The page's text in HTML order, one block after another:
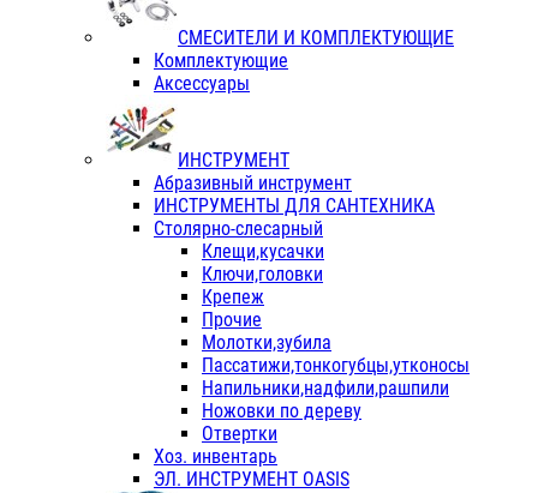
СМЕСИТЕЛИ И КОМПЛЕКТУЮЩИЕ
Комплектующие
Аксессуары
ИНСТРУМЕНТ
Абразивный инструмент
ИНСТРУМЕНТЫ ДЛЯ САНТЕХНИКА
Столярно-слесарный
Клещи,кусачки
Ключи,головки
Крепеж
Прочие
Молотки,зубила
Пассатижи,тонкогубцы,утконосы
Напильники,надфили,рашпили
Ножовки по дереву
Отвертки
Хоз. инвентарь
ЭЛ. ИНСТРУМЕНТ OASIS